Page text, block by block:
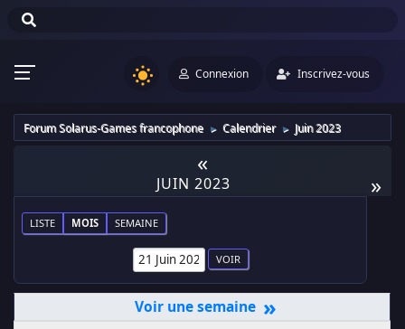
Connexion Inscrivez-vous
Forum Solarus-Games francophone ► Calendrier ► Juin 2023
«
»
JUIN 2023
LISTE MOIS SEMAINE
»